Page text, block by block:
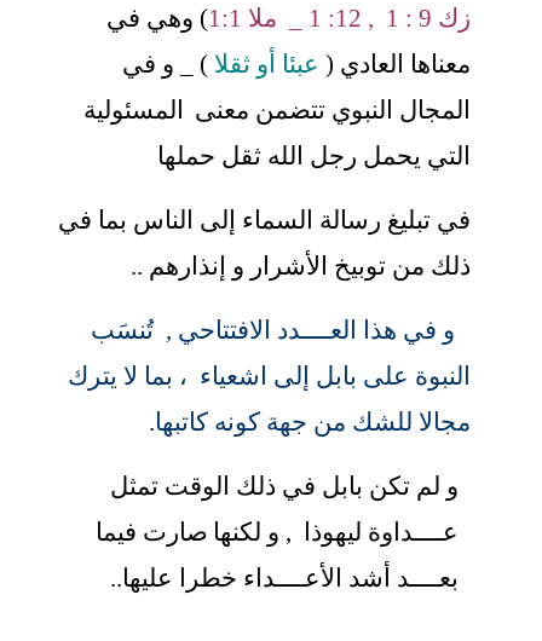
زك 9 : 1 , 12: 1 _ ملا 1:1
) وهي في
معناها العادي ( عبئا أو ثقلا ) _ و في
المجال النبوي تتضمن معنى
المسئولية
التي يحمل رجل الله ثقل حملها
في تبليغ رسالة السماء إلى الناس بما في
ذلك من توبيخ الأشرار و إنذارهم ..
و في هذا العــــدد الافتتاحي , تُنسَب
النبوة على بابل إلى اشعياء ، بما لا يترك
مجالا للشك من جهة كونه كاتبها.
و لم تكن بابل في ذلك الوقت تمثل
عــــداوة ليهوذا , و لكنها صارت فيما
بعــــد أشد الأعــــداء خطرا عليها..